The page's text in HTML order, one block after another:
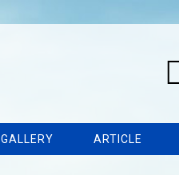
GALLERY ARTICLE